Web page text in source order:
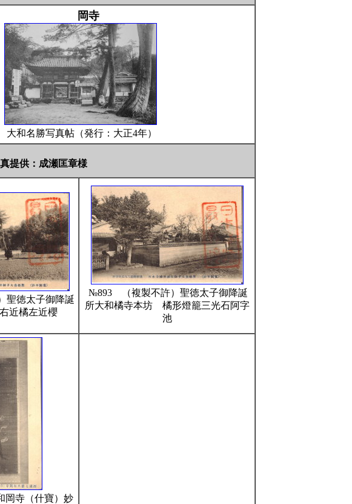
岡寺
大和名勝写真帖（発行：大正4年）
提供：成瀬匡章様
徳太子御降誕
近橘左近櫻
№893 （複製不許）聖徳太子御降誕
所大和橘寺本坊 橘形燈籠三光石阿字
池
寺（什寶）妙